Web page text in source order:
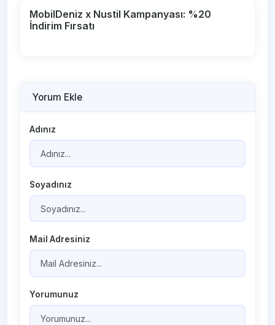
MobilDeniz x Nustil Kampanyası: %20
İndirim Fırsatı
Yorum Ekle
Adınız
Soyadınız
Mail Adresiniz
Yorumunuz